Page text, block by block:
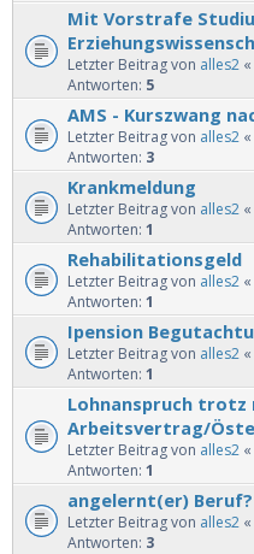
Mit Vorstrafe
Letzter Beitrag von alles2 «
Antworten: 5
AMS - Kurszwang
Letzter Beitrag von alles2 «
Antworten: 3
Krankmeldung
Letzter Beitrag von alles2 «
Antworten: 1
Rehabilitationsgeld
Letzter Beitrag von alles2 «
Antworten: 1
Ipension
Letzter Beitrag von alles2 «
Antworten: 1
Lohnanspruch
Arbeitsvertrag/
Letzter Beitrag von alles2 «
Antworten: 1
angelernt(er) Beruf?
Letzter Beitrag von alles2 «
Antworten: 3